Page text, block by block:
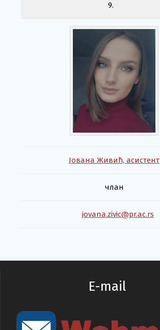
9.
Јована Живић, асистент
члан
jovana.zivic@pr.ac.rs
E-mail